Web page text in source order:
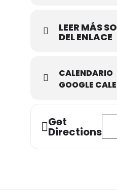
LEER MÁS
DEL ENLACE
CALENDARIO
GOOGLE
Get
Directions